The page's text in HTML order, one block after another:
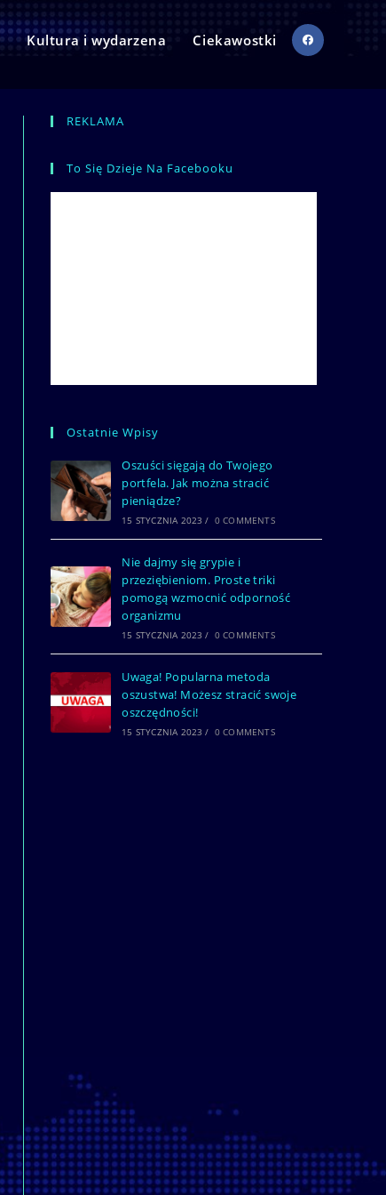
Kultura i wydarzena Ciekawostki
REKLAMA
To Się Dzieje Na Facebooku
Ostatnie Wpisy
Oszuści sięgają do Twojego
portfela. Jak można stracić
pieniądze?
15 STYCZNIA 2023 / 0 COMMENTS
Nie dajmy się grypie i
przeziębieniom. Proste triki
pomogą wzmocnić odporność
organizmu
15 STYCZNIA 2023 / 0 COMMENTS
Uwaga! Popularna metoda
oszustwa! Możesz stracić swoje
oszczędności!
15 STYCZNIA 2023 / 0 COMMENTS